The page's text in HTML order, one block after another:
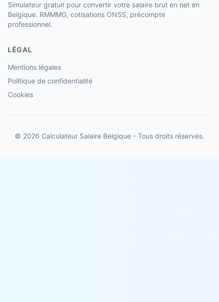
Simulateur gratuit pour convertir votre salaire brut en net en
Belgique. RMMMG, cotisations ONSS, précompte
professionnel.
LÉGAL
Mentions légales
Politique de confidentialité
Cookies
© 2026 Calculateur Salaire Belgique - Tous droits réservés.